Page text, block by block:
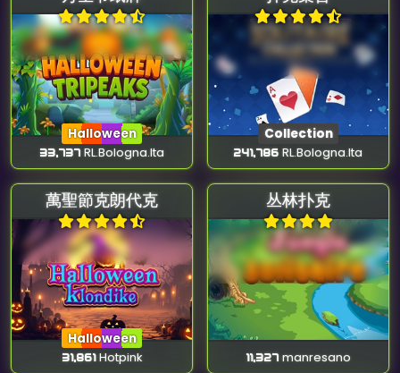
Halloween
33,737RL.Bologna.Ita
Collection
241,786 RL.Bologna.Ita
萬聖節克朗代克
Halloween
31,861Hotpink
丛林扑克
11,327manresano